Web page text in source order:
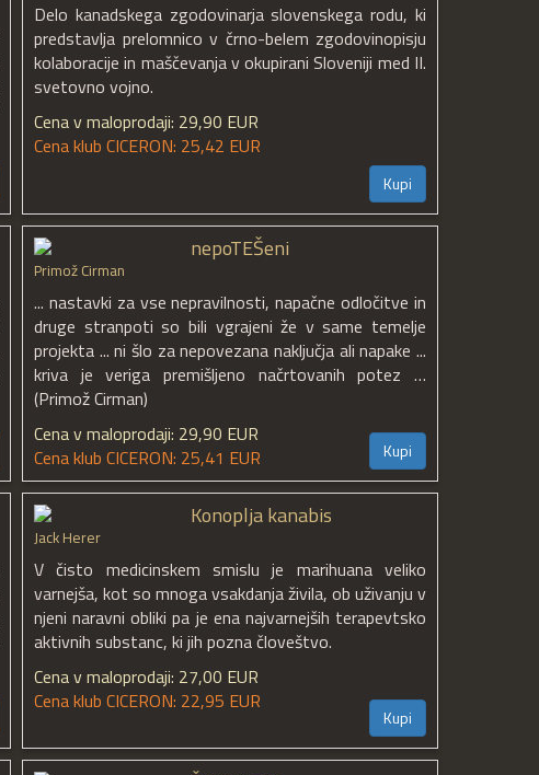
Delo kanadskega zgodovinarja slovenskega rodu, ki
predstavlja prelomnico v črno-belem zgodovinopisju
kolaboracije in maščevanja v okupirani Sloveniji med II.
svetovno vojno.
Cena v maloprodaji: 29,90 EUR
Cena klub CICERON: 25,42 EUR
Kupi
nepoTEŠeni
Primož Cirman
... nastavki za vse nepravilnosti, napačne odločitve in
druge stranpoti so bili vgrajeni že v same temelje
projekta ... ni šlo za nepovezana naključja ali napake ...
kriva je veriga premišljeno načrtovanih potez …
(Primož Cirman)
Cena v maloprodaji: 29,90 EUR
Cena klub CICERON: 25,41 EUR
Kupi
Konoplja kanabis
Jack Herer
V čisto medicinskem smislu je marihuana veliko
varnejša, kot so mnoga vsakdanja živila, ob uživanju v
njeni naravni obliki pa je ena najvarnejših terapevtsko
aktivnih substanc, ki jih pozna človeštvo.
Cena v maloprodaji: 27,00 EUR
Cena klub CICERON: 22,95 EUR
Kupi